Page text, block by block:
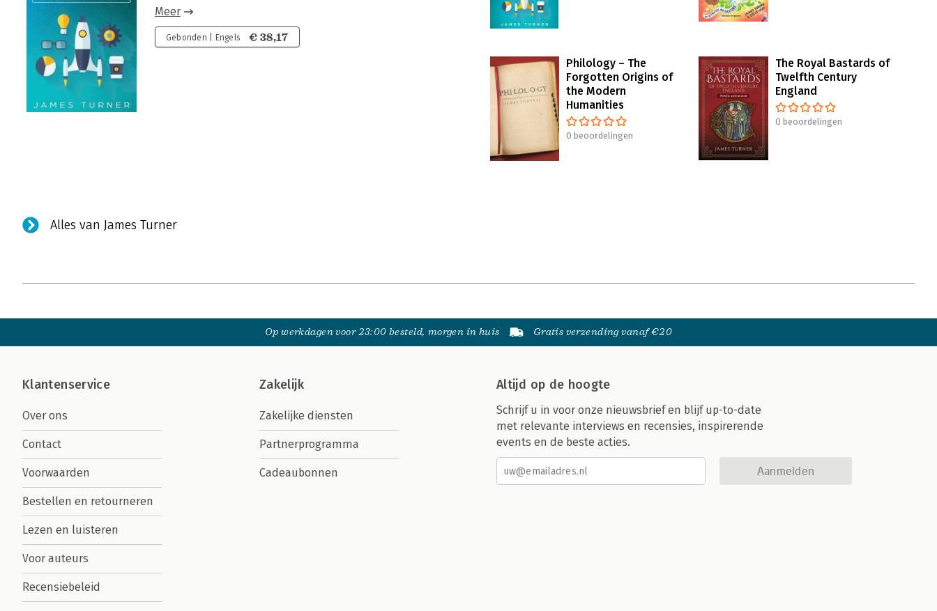
Meer
Gebonden | Engels € 38,17
Philology – The
Forgotten Origins of
the Modern
Humanities
0 beoordelingen
The Royal Bastards of
Twelfth Century
England
0 beoordelingen
Alles van James Turner
Op werkdagen voor 23:00 besteld, morgen in huis Gratis verzending vanaf €20
Klantenservice
Over ons
Contact
Voorwaarden
Bestellen en retourneren
Lezen en luisteren
Voor auteurs
Recensiebeleid
Zakelijk
Zakelijke diensten
Partnerprogramma
Cadeaubonnen
Altijd op de hoogte
Schrijf u in voor onze nieuwsbrief en blijf up-to-date
met relevante interviews en recensies, inspirerende
events en de beste acties.
Aanmelden